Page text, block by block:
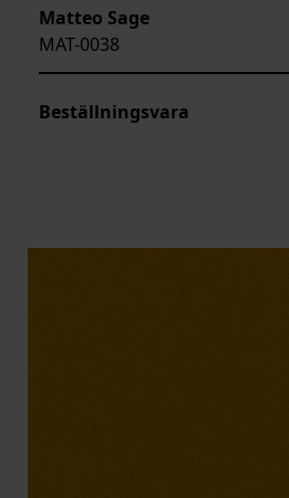
Matteo Sage
MAT-0038
Beställningsvara